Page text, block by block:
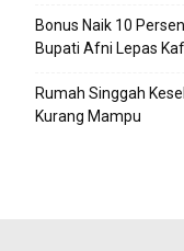
Bonus Naik 10
Bupati Afni Lepas
Rumah Singgah
Kurang Mampu